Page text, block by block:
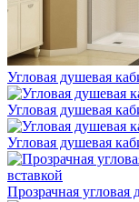
Угловая душевая
Угловая душевая
Угловая душевая
Прозрачная угловая